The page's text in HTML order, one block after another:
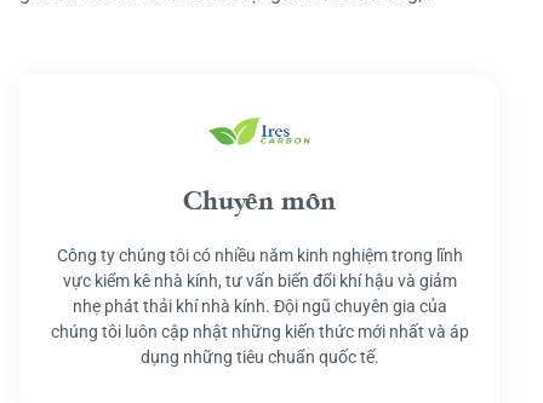
Chuyên môn
Công ty chúng tôi có nhiều năm kinh nghiệm trong lĩnh
vực kiểm kê nhà kính, tư vấn biến đổi khí hậu và giảm
nhẹ phát thải khí nhà kính. Đội ngũ chuyên gia của
chúng tôi luôn cập nhật những kiến thức mới nhất và áp
dụng những tiêu chuẩn quốc tế.